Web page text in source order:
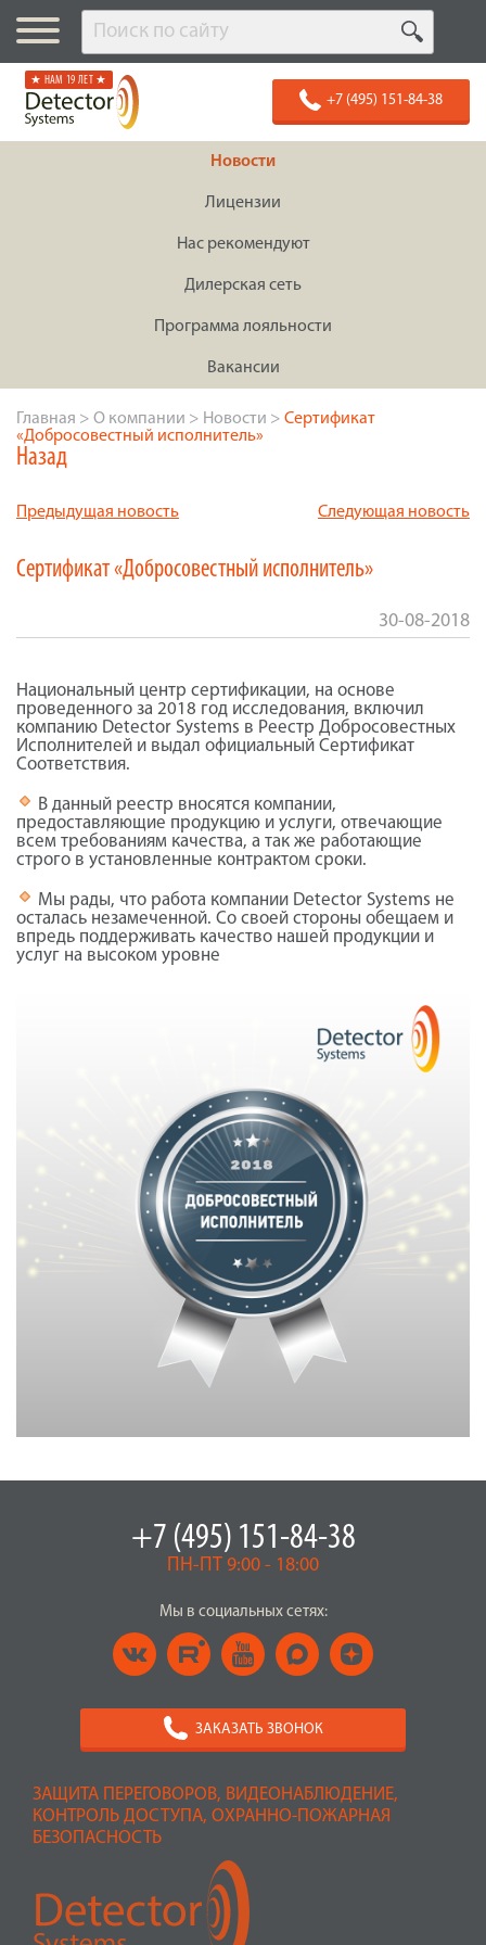
★ НАМ 19 ЛЕТ ★
+7 (495) 151-84-38
Новости
Лицензии
Нас рекомендуют
Дилерская сеть
Программа лояльности
Вакансии
Главная > О компании > Новости > Сертификат
«Добросовестный исполнитель»
Назад
Предыдущая новость Следующая новость
Сертификат «Добросовестный исполнитель»
30-08-2018
Национальный центр сертификации, на основе
проведенного за 2018 год исследования, включил
компанию Detector Systems в Реестр Добросовестных
Исполнителей и выдал официальный Сертификат
Соответствия.
В данный реестр вносятся компании,
предоставляющие продукцию и услуги, отвечающие
всем требованиям качества, а так же работающие
строго в установленные контрактом сроки.
Мы рады, что работа компании Detector Systems не
осталась незамеченной. Со своей стороны обещаем и
впредь поддерживать качество нашей продукции и
услуг на высоком уровне
ЗАЩИТА ПЕРЕГОВОРОВ, ВИДЕОНАБЛЮДЕНИЕ,
КОНТРОЛЬ ДОСТУПА, ОХРАННО-ПОЖАРНАЯ
БЕЗОПАСНОСТЬ
+7 (495) 151-84-38
ПН-ПТ 9:00 - 18:00
Мы в социальных сетях:
ЗАКАЗАТЬ ЗВОНОК